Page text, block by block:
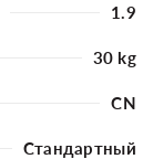
1.9
30 kg
CN
Стандартный